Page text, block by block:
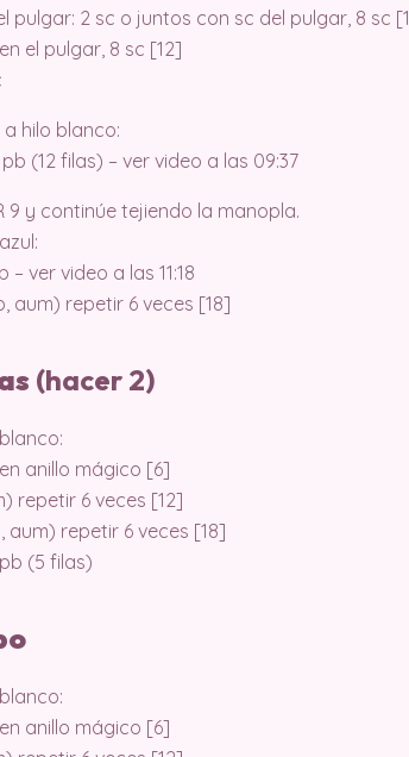
pulgar: 2 sc o juntos con sc del pulgar, 8 sc
el pulgar, 8 sc [12]
hilo blanco:
pb (12 filas) – ver video a las 09:37
9 y continúe tejiendo la manopla.
– ver video a las 11:18
aum) repetir 6 veces [18]
(hacer 2)
en anillo mágico [6]
repetir 6 veces [12]
aum) repetir 6 veces [18]
pb (5 filas)
en anillo mágico [6]